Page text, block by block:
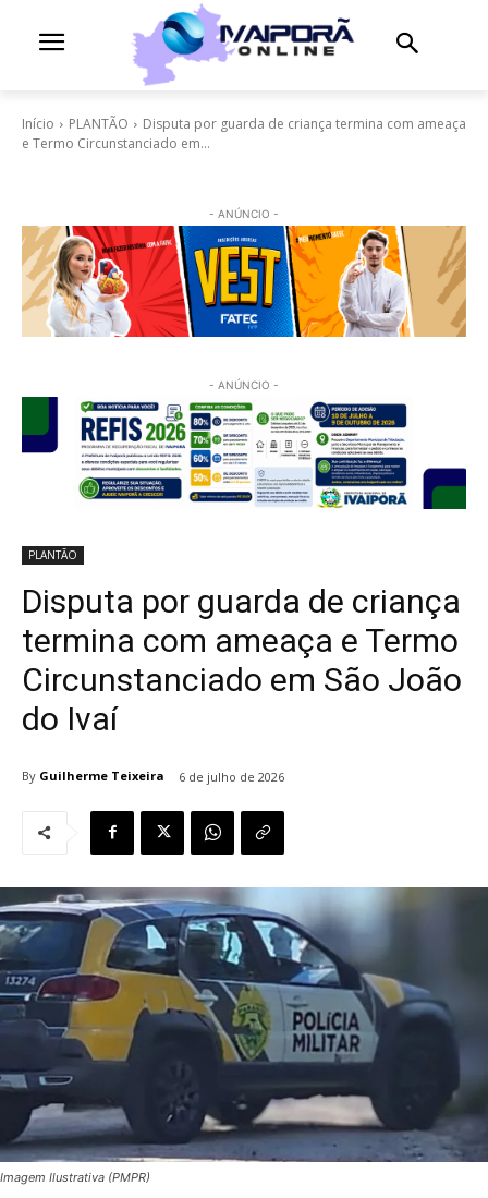
Início PLANTÃO
Disputa por guarda de criança termina com ameaça
e Termo Circunstanciado em...
- ANÚNCIO -
- ANÚNCIO -
PLANTÃO
Disputa por guarda de criança
termina com ameaça e Termo
Circunstanciado em São João
do Ivaí
By Guilherme Teixeira 6 de julho de 2026
Imagem Ilustrativa (PMPR)